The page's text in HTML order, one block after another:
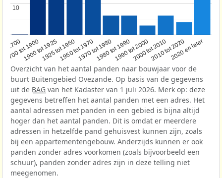
1700
1700 tot 1900
1900 tot 19251925 tot 19501950 tot 19701970 tot 19801980 tot 19901990 tot 20002000 tot 20102010 tot 20202020 en later
10
10
Overzicht van het aantal panden naar bouwjaar voor de
buurt Buitengebied Ovezande. Op basis van de gegevens
uit de BAG van het Kadaster van 1 juli 2026. Merk op: deze
gegevens betreffen het aantal panden met een adres. Het
aantal adressen met panden in een gebied is bijna altijd
hoger dan het aantal panden. Dit is omdat er meerdere
adressen in hetzelfde pand gehuisvest kunnen zijn, zoals
bij een appartementengebouw. Anderzijds kunnen er ook
panden zonder adres voorkomen (zoals bijvoorbeeld een
schuur), panden zonder adres zijn in deze telling niet
meegenomen.